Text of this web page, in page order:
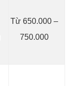
Từ 650.000 –
750.000